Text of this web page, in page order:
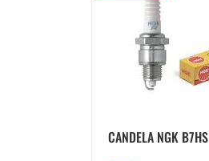
CANDELA NGK B7HS